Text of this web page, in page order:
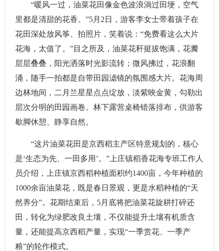
“暖风一过，油菜花田像金色波浪淌过田埂，空气
里都是清甜的花香。”5月2日，游客李女士带着孩子在
花田深处放风筝、拍照片，笑着说：“免费看这么大片
花海，太值了。”目之所及，油菜花秆挺拔饱满，花瓣
层层叠叠，阳光洒落时光影流转；微风拂过，花浪翻
涌，随手一拍都是自带田园滤镜的氛围感大片。花海周
边林地间，二月兰星星点点绽放，淡紫映金黄，勾勒出
层次分明的田园画卷。林下露营桌椅错落排布，供游客
歇脚休憩、静享自然。
“这片油菜花田是京西稻主产区特意规划的，核心
是‘生态为先、一田多用’。”上庄镇稻香花海专班工作人
员介绍，上庄镇京西稻种植面积约1400亩，今年种植的
1000余亩油菜花，既是春日景观，更是水稻种植的“天
然养分”。花期结束后，5月底将把油菜花旋耕打碎还
田，转化为绿肥改良土壤，不仅能提升土壤有机质含
量，还能提高京西稻产量，实现“一季赏花、一季产
粮”的轮作模式。